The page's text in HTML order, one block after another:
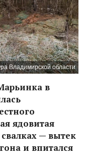
Владимирской области
в
ядовитая
— вытек
и впитался